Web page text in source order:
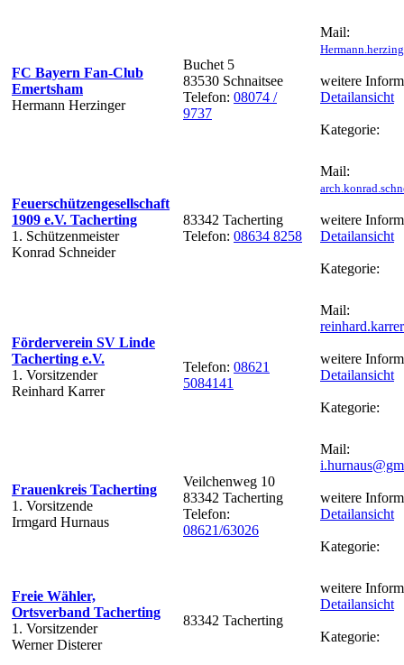
FC Bayern Fan-Club
Emertsham
Hermann Herzinger
Buchet 5
83530 Schnaitsee
Telefon: 08074 /
9737
Mail:
weitere
Detailansicht
Kategorie:
Feuerschützengesellschaft
1909 e.V. Tacherting
1. Schützenmeister
Konrad Schneider
83342 Tacherting
Telefon: 08634 8258
Mail:
weitere
Detailansicht
Kategorie:
Förderverein SV Linde
Tacherting e.V.
1. Vorsitzender
Reinhard Karrer
Telefon: 08621
5084141
Mail:
weitere
Detailansicht
Kategorie:
Frauenkreis Tacherting
1. Vorsitzende
Irmgard Hurnaus
Veilchenweg 10
83342 Tacherting
Telefon:
08621/63026
Mail:
weitere
Detailansicht
Kategorie:
Freie Wähler,
Ortsverband Tacherting
1. Vorsitzender
Werner Disterer
83342 Tacherting
weitere
Detailansicht
Kategorie: